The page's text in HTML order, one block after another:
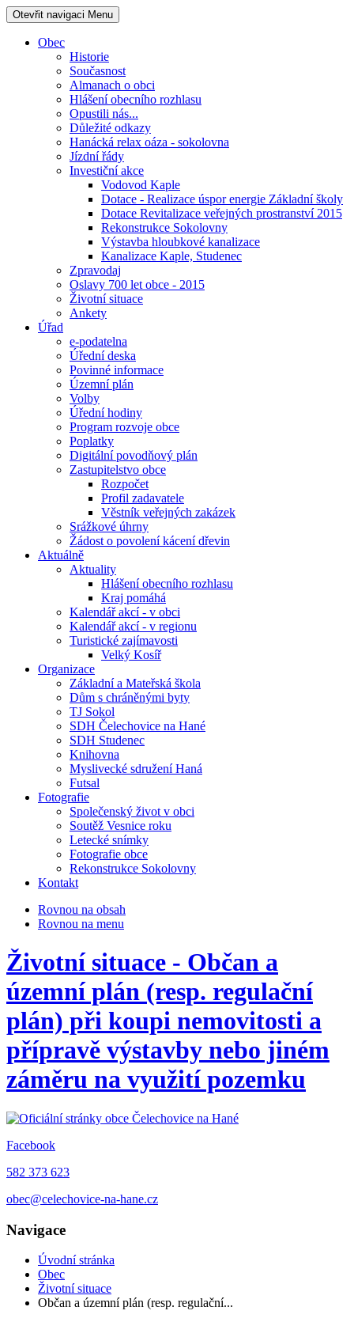
Otevřit navigaci Menu
Obec
Historie
Současnost
Almanach o obci
Hlášení obecního rozhlasu
Opustili nás...
Důležité odkazy
Hanácká relax oáza - sokolovna
Jízdní řády
Investiční akce
Vodovod Kaple
Dotace - Realizace úspor energie Základní školy
Dotace Revitalizace veřejných prostranství 2015
Rekonstrukce Sokolovny
Výstavba hloubkové kanalizace
Kanalizace Kaple, Studenec
Zpravodaj
Oslavy 700 let obce - 2015
Životní situace
Ankety
Úřad
e-podatelna
Úřední deska
Povinné informace
Územní plán
Volby
Úřední hodiny
Program rozvoje obce
Poplatky
Digitální povodňový plán
Zastupitelstvo obce
Rozpočet
Profil zadavatele
Věstník veřejných zakázek
Srážkové úhrny
Žádost o povolení kácení dřevin
Aktuálně
Aktuality
Hlášení obecního rozhlasu
Kraj pomáhá
Kalendář akcí - v obci
Kalendář akcí - v regionu
Turistické zajímavosti
Velký Kosíř
Organizace
Základní a Mateřská škola
Dům s chráněnými byty
TJ Sokol
SDH Čelechovice na Hané
SDH Studenec
Knihovna
Myslivecké sdružení Haná
Futsal
Fotografie
Společenský život v obci
Soutěž Vesnice roku
Letecké snímky
Fotografie obce
Rekonstrukce Sokolovny
Kontakt
Rovnou na obsah
Rovnou na menu
Životní situace - Občan a
územní plán (resp. regulační
plán) při koupi nemovitosti a
přípravě výstavby nebo jiném
záměru na využití pozemku
Facebook
582 373 623
obec@celechovice-na-hane.cz
Navigace
Úvodní stránka
Obec
Životní situace
Občan a územní plán (resp. regulační...